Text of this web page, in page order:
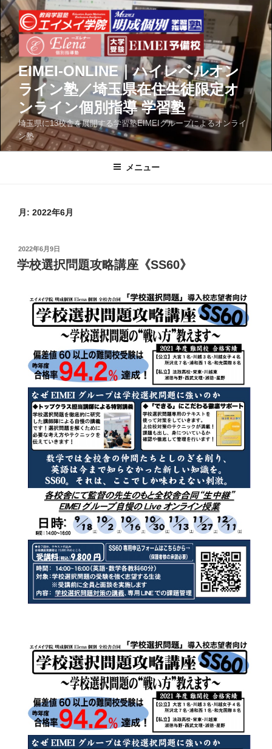
コ
ン
テ
ン
ツ
へ
プ
EIMEI-ONLINE｜ハイレベルオン
ライン塾／埼玉県在住生徒限定オ
ンライン個別指導 学習塾
埼玉県に13校舎を展開する学習塾EIMEIグループによるオンライ
ン塾
メニュー
月: 2022年6月
投
稿
日:
2022年6月9日
学校選択問題攻略講座《SS60》